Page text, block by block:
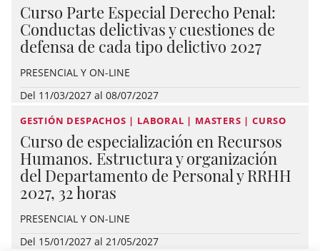
Curso Parte Especial Derecho Penal:
Conductas delictivas y cuestiones de
defensa de cada tipo delictivo 2027
PRESENCIAL Y ON-LINE
Del 11/03/2027 al 08/07/2027
GESTIÓN DESPACHOS | LABORAL | MASTERS | CURSO
Curso de especialización en Recursos
Humanos. Estructura y organización
del Departamento de Personal y RRHH
2027, 32 horas
PRESENCIAL Y ON-LINE
Del 15/01/2027 al 21/05/2027